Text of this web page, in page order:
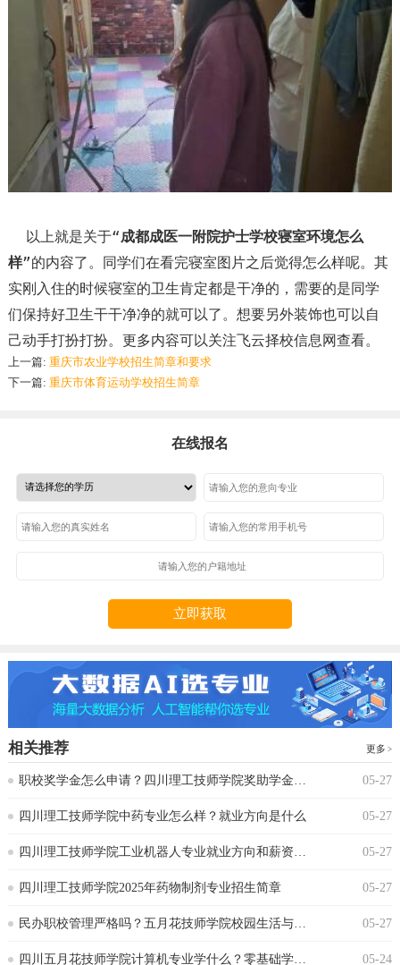
以上就是关于“成都成医一附院护士学校寝室环境怎么
样”的内容了。同学们在看完寝室图片之后觉得怎么样呢。其
实刚入住的时候寝室的卫生肯定都是干净的，需要的是同学
们保持好卫生干干净净的就可以了。想要另外装饰也可以自
己动手打扮打扮。更多内容可以关注飞云择校信息网查看。
上一篇: 重庆市农业学校招生简章和要求
下一篇: 重庆市体育运动学校招生简章
在线报名
立即获取
相关推荐 更多
‌职校奖学金怎么申请？四川理工技师学院奖助学金政策 05-27
‌四川理工技师学院中药专业怎么样？就业方向是什么 05-27
四川理工技师学院工业机器人专业就业方向和薪资水平 05-27
四川理工技师学院2025年药物制剂专业招生简章 05-27
‌民办职校管理严格吗？五月花技师学院校园生活与纪律要求‌ 05-27
‌四川五月花技师学院计算机专业学什么？零基础学生能跟上吗 05-24